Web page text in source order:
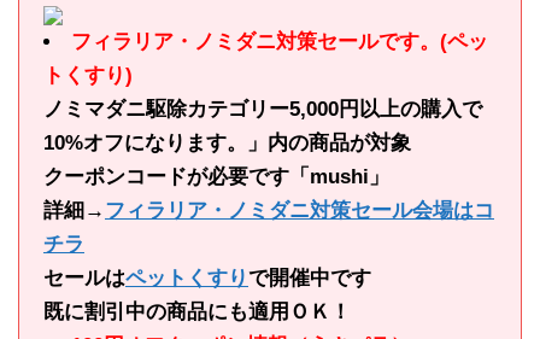
フィラリア・ノミダニ対策セールです。(ペッ
トくすり)
ノミマダニ駆除カテゴリー5,000円以上の購入で
10%オフになります。」内の商品が対象
クーポンコードが必要です「mushi」
詳細→ フィラリア・ノミダニ対策セール会場はコ
チラ
セールはペットくすりで開催中です
既に割引中の商品にも適用ＯＫ！